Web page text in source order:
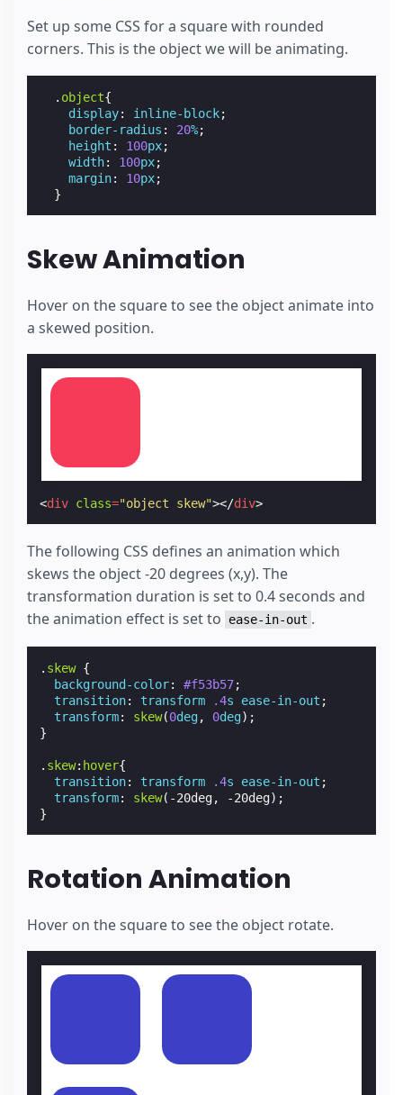
Set up some CSS for a square with rounded
corners. This is the object we will be animating.
. object{
display: inline-block;
border-radius : 20%;
height : 100px;
width: 100px;
margin: 10px;
}
Skew Animation
Hover on the square to see the object animate into
a skewed position.
<div class="object skew"></div>
The following CSS defines an animation which
skews the object -20 degrees (x,y). The
transformation duration is set to 0.4 seconds and
the animation effect is set to
ease-in-out .
. skew {
background-color: #f53b57;
transition: transform .4s ease-in-out ;
transform: skew(0deg, 0deg);
}
. skew: hover{
transition: transform .4s ease-in-out ;
transform: skew( -20deg, -20deg);
}
Rotation Animation
Hover on the square to see the object rotate.